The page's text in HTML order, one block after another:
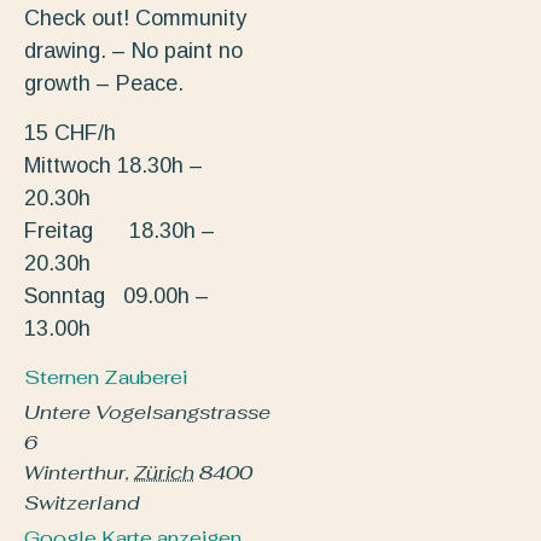
Check out! Community
drawing. – No paint no
growth – Peace.
15 CHF/h
Mittwoch 18.30h –
20.30h
Freitag 18.30h –
20.30h
Sonntag 09.00h –
13.00h
Sternen Zauberei
Untere Vogelsangstrasse
6
Winterthur, Zürich8400
Switzerland